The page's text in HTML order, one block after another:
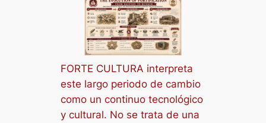
FORTE CULTURA interpreta
este largo periodo de cambio
como un continuo tecnológico
y cultural. No se trata de una